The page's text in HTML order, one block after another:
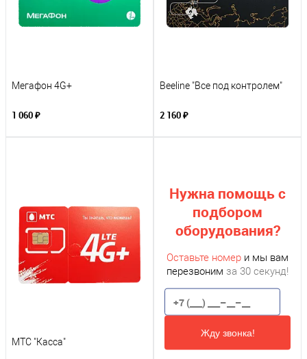
Мегафон 4G+
1 060 ₽
Beeline "Все под контролем"
2 160 ₽
МТС "Касса"
Нужна помощь с
подбором
оборудования?
Оставьте номер и мы вам
перезвоним за 30 секунд!
Жду звонка!